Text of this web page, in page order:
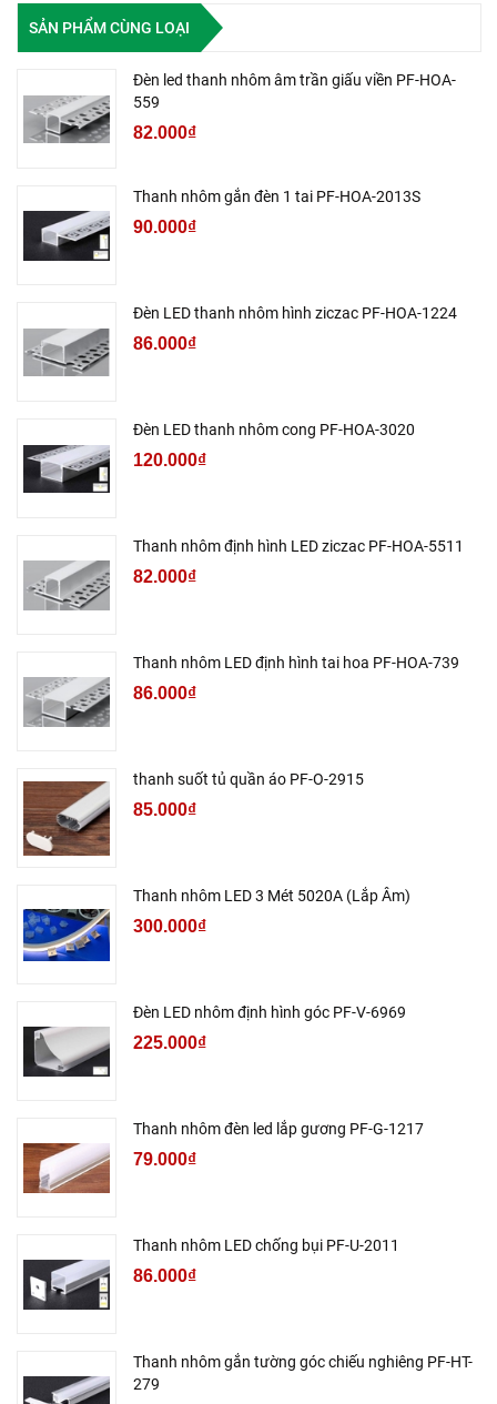
SẢN PHẨM CÙNG LOẠI
Đèn led thanh nhôm âm trần giấu viền PF-HOA-
559
82.000₫
Thanh nhôm gắn đèn 1 tai PF-HOA-2013S
90.000₫
Đèn LED thanh nhôm hình ziczac PF-HOA-1224
86.000₫
Đèn LED thanh nhôm cong PF-HOA-3020
120.000₫
Thanh nhôm định hình LED ziczac PF-HOA-5511
82.000₫
Thanh nhôm LED định hình tai hoa PF-HOA-739
86.000₫
thanh suốt tủ quần áo PF-O-2915
85.000₫
Thanh nhôm LED 3 Mét 5020A (Lắp Âm)
300.000₫
Đèn LED nhôm định hình góc PF-V-6969
225.000₫
Thanh nhôm đèn led lắp gương PF-G-1217
79.000₫
Thanh nhôm LED chống bụi PF-U-2011
86.000₫
Thanh nhôm gắn tường góc chiếu nghiêng PF-HT-
279